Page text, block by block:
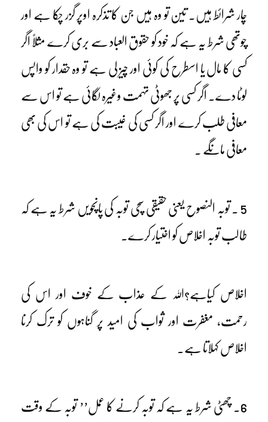
چار شرائط ہیں۔ تین تو وہ ہیں جن کا تذکرہ اوپر گزر چکا ہے اور
چوتھی شرط یہ ہے کہ خود کو حقوق العباد سے بری کرے مثلاً اگر
کسی کا مال یا اسطرح کی کوئی اور چیز لی ہے تو وہ حقدار کو واپس
لوٹا دے۔ اگر کسی پر جھوٹی تہمت وغیرہ لگائی ہے تو اس سے
معافی طلب کرے اور اگر کسی کی غیبت کی ہے تو اس کی بھی
معافی مانگے ۔
5 ۔ توبہ النصوح یعنی حقیقی سچی توبہ کی پانچویں شرط یہ ہے کہ
طالب توبہ اخلاص کو اختیار کرے۔
اخلاص کیاہے؟اللہ کے عذاب کے خوف اور اس کی
رحمت، مغفرت اور ثواب کی امید پر گناہوں کو ترک کرنا
اخلاص کہلاتا ہے۔
6۔ چھٹی شرط یہ ہے کہ توبہ کرنے کا عمل’’ توبہ کے وقت